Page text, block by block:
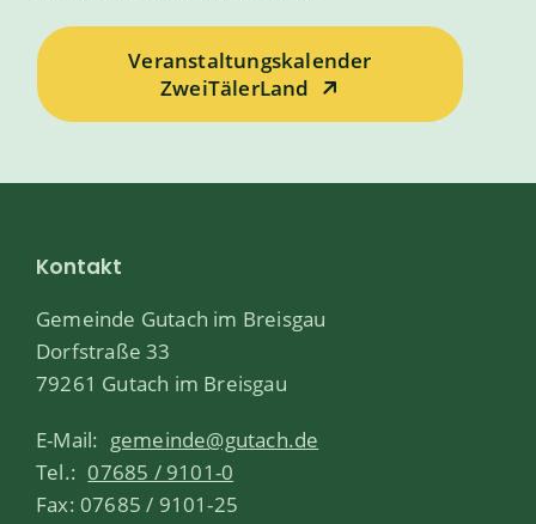
Veranstaltungskalender
ZweiTälerLand
Kontakt
Gemeinde Gutach im Breisgau
Dorfstraße 33
79261 Gutach im Breisgau
E-Mail: gemeinde@gutach.de
Tel.: 07685 / 9101-0
Fax: 07685 / 9101-25